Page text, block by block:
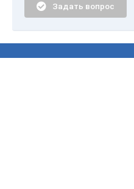
Задать вопрос